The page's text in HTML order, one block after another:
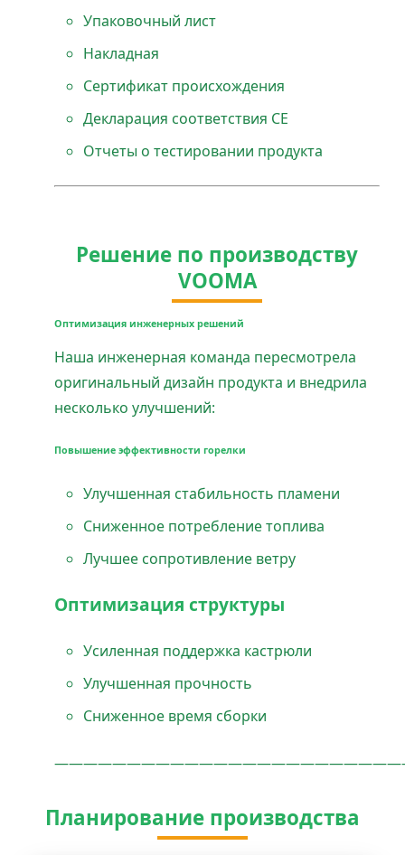
Упаковочный лист
Накладная
Сертификат происхождения
Декларация соответствия CE
Отчеты о тестировании продукта
Решение по производству
VOOMA
Оптимизация инженерных решений
Наша инженерная команда пересмотрела
оригинальный дизайн продукта и внедрила
несколько улучшений:
Повышение эффективности горелки
Улучшенная стабильность пламени
Сниженное потребление топлива
Лучшее сопротивление ветру
Оптимизация структуры
Усиленная поддержка кастрюли
Улучшенная прочность
Сниженное время сборки
Планирование производства